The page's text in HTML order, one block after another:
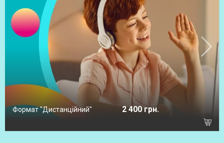
Формат "Дистанційний" 2 400 грн.